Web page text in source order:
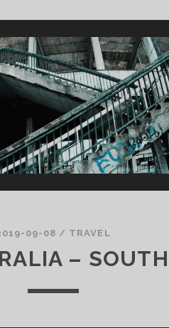
09-08 / TRAVEL
– SOUTH